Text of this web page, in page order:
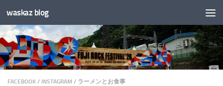
コンテンツへスキップ
waskaz blog
FACEBOOK / INSTAGRAM / ラーメンとお食事